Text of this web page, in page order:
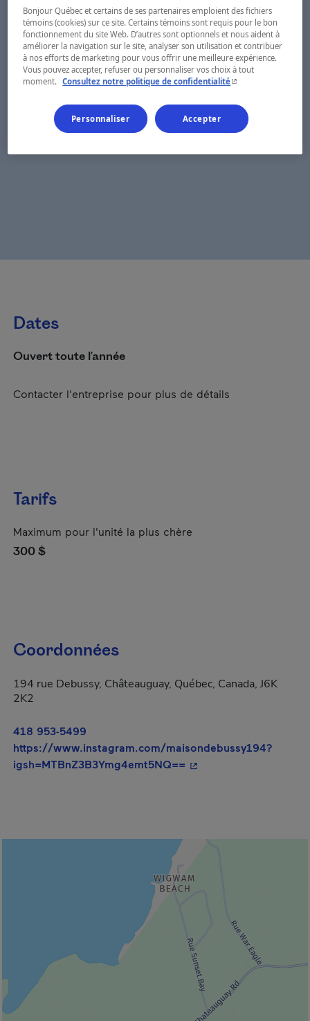
Dates
Ouvert toute l'année
Contacter l'entreprise pour plus de détails
Tarifs
Maximum pour l'unité la plus chère
300 $
Coordonnées
194 rue Debussy, Châteauguay, Québec, Canada, J6K
2K2
418 953-5499
https://www.instagram.com/maisondebussy194?
igsh=MTBnZ3B3Ymg4emt5NQ== - Cet hyperlien
Bonjour Québec et certains de ses partenaires emploient des fichiers
témoins (cookies) sur ce site. Certains témoins sont requis pour le bon
fonctionnement du site Web. D’autres sont optionnels et nous aident à
améliorer la navigation sur le site, analyser son utilisation et contribuer
à nos efforts de marketing pour vous offrir une meilleure expérience.
Vous pouvez accepter, refuser ou personnaliser vos choix à tout
moment. Consultez notre politique de confidentialité- Cet hyperlien
Personnaliser Accepter